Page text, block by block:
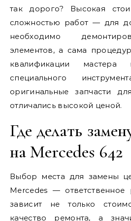
так дорого? Высокая
сложностью работ — для
необходимо
элементов, а сама
квалификации мастера
специального
оригинальные запчасти
отличались высокой ценой.
Где делать
на Mercedes 642
Выбор места для замены
Mercedes —
зависит не только
качество ремонта, а